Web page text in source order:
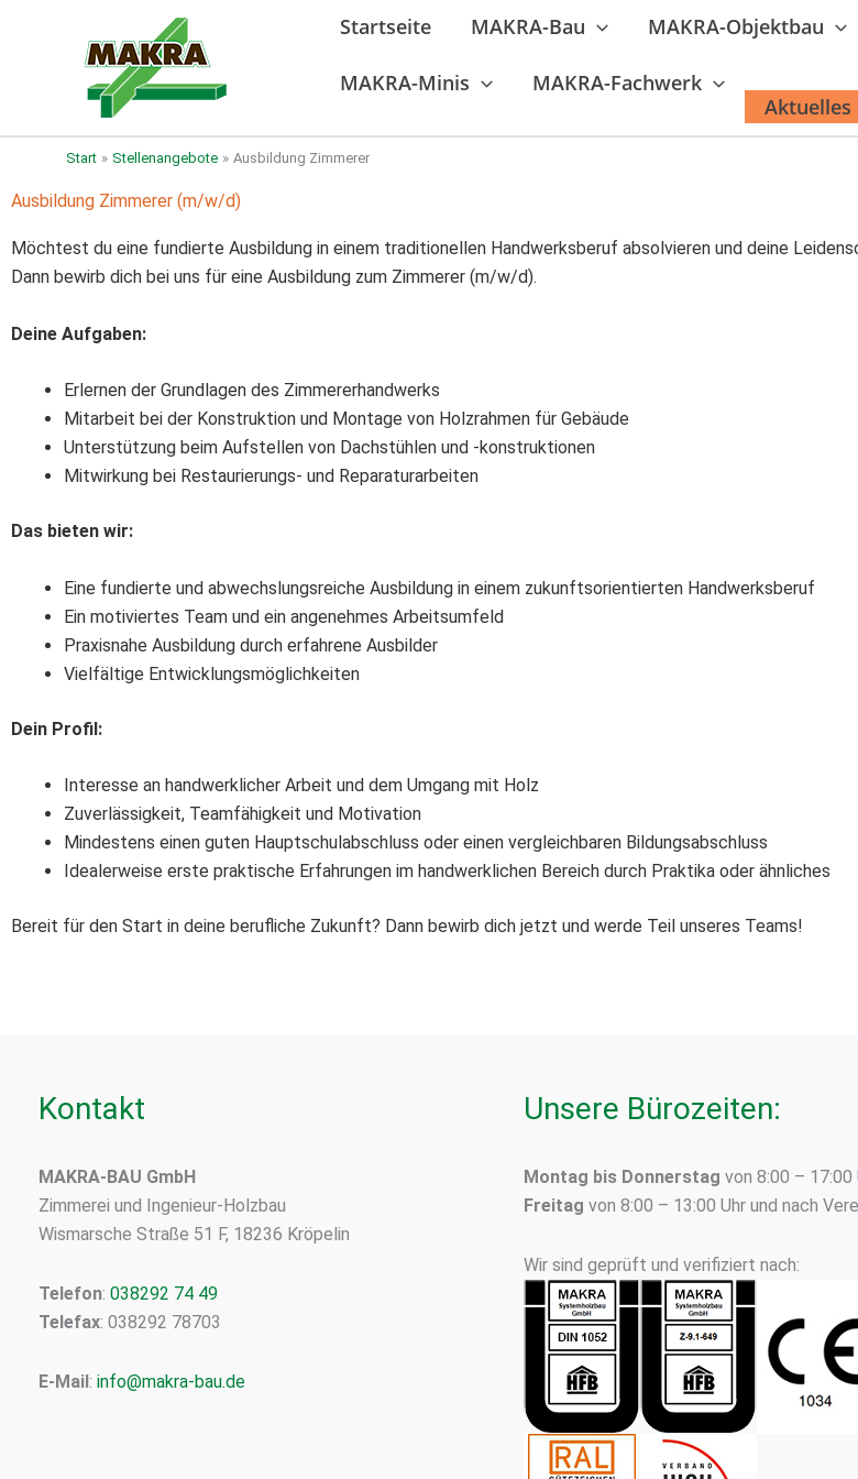
Startseite MAKRA-Bau MAKRA-Objektbau
MAKRA-Minis
MAKRA-Fachwerk
Aktuelles
Start Stellenangebote Ausbildung Zimmerer
Ausbildung Zimmerer (m/w/d)
Möchtest du eine fundierte Ausbildung in einem traditionellen Handwerksberuf absolvieren und deine
Dann bewirb dich bei uns für eine Ausbildung zum Zimmerer (m/w/d).
Deine Aufgaben:
Erlernen der Grundlagen des Zimmererhandwerks
Mitarbeit bei der Konstruktion und Montage von Holzrahmen für Gebäude
Unterstützung beim Aufstellen von Dachstühlen und -konstruktionen
Mitwirkung bei Restaurierungs- und Reparaturarbeiten
Das bieten wir:
Eine fundierte und abwechslungsreiche Ausbildung in einem zukunftsorientierten Handwerksberuf
Ein motiviertes Team und ein angenehmes Arbeitsumfeld
Praxisnahe Ausbildung durch erfahrene Ausbilder
Vielfältige Entwicklungsmöglichkeiten
Dein Profil:
Interesse an handwerklicher Arbeit und dem Umgang mit Holz
Zuverlässigkeit, Teamfähigkeit und Motivation
Mindestens einen guten Hauptschulabschluss oder einen vergleichbaren Bildungsabschluss
Idealerweise erste praktische Erfahrungen im handwerklichen Bereich durch Praktika oder ähnliches
Bereit für den Start in deine berufliche Zukunft? Dann bewirb dich jetzt und werde Teil unseres Teams!
Kontakt
MAKRA-BAU GmbH
Zimmerei und Ingenieur-Holzbau
Wismarsche Straße 51 F, 18236 Kröpelin
Telefon: 038292 74 49
Telefax: 038292 78703
E-Mail: info@makra-bau.de
Unsere Bürozeiten:
Montag bis Donnerstag von 8:00 – 17:00
Freitag von 8:00 – 13:00 Uhr und nach
Wir sind geprüft und verifiziert nach: